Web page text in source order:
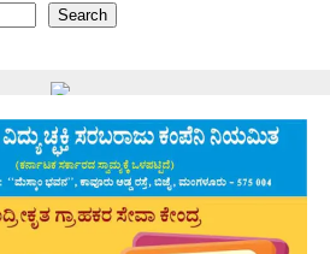
Search